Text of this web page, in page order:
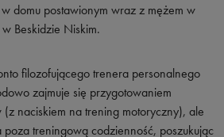
domu postawionym wraz z mężem w
Beskidzie Niskim.
filozofującego trenera personalnego
zajmuje się przygotowaniem
(z naciskiem na trening motoryczny), ale
poza treningową codzienność, poszukując